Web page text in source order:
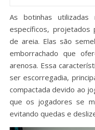
As botinhas
específicos, projetados
de areia. Elas são
emborrachado que
arenosa. Essa
ser escorregadia,
compactada devido ao
que os jogadores se
evitando quedas e